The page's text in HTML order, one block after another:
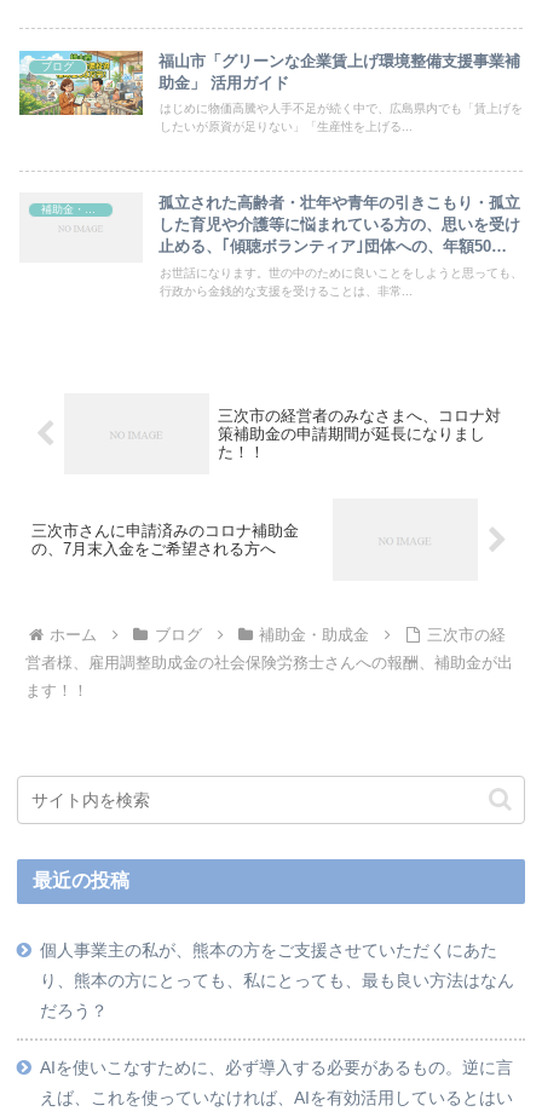
ブログ
福山市「グリーンな企業賃上げ環境整備支援事業補
助金」 活用ガイド
はじめに物価高騰や人手不足が続く中で、広島県内でも「賃上げを
したいが原資が足りない」「生産性を上げる...
孤立された高齢者・壮年や青年の引きこもり・孤立
した育児や介護等に悩まれている方の、思いを受け
止める、｢傾聴ボランティア｣団体への、年額50万
円の補助金
お世話になります。世の中のために良いことをしようと思っても、
行政から金銭的な支援を受けることは、非常...
三次市の経営者のみなさまへ、コロナ対
策補助金の申請期間が延長になりまし
た！！
三次市さんに申請済みのコロナ補助金
の、7月末入金をご希望される方へ
ホーム ブログ 補助金・助成金
三次市の経
営者様、雇用調整助成金の社会保険労務士さんへの報酬、補助金が出
ます！！
最近の投稿
個人事業主の私が、熊本の方をご支援させていただくにあた
り、熊本の方にとっても、私にとっても、最も良い方法はなん
だろう？
AIを使いこなすために、必ず導入する必要があるもの。逆に言
えば、これを使っていなければ、AIを有効活用しているとはい